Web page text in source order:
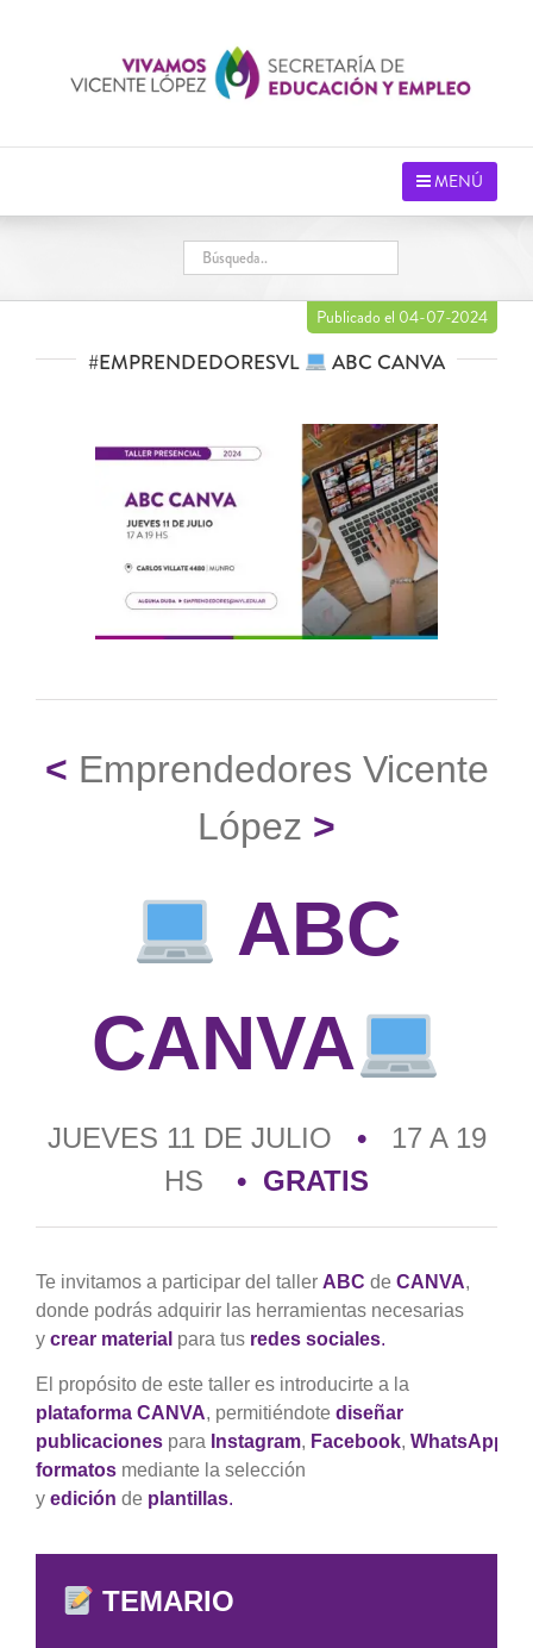
MENÚ
Publicado el 04-07-2024
#EMPRENDEDORESVL ​ ABC CANVA
< Emprendedores Vicente
López >
​ ABC
CANVA
JUEVES 11 DE JULIO •
17 A 19
HS
• GRATIS
Te invitamos a participar del taller ABC de CANVA,
donde podrás adquirir las herramientas necesarias
y crear material para tus redes sociales.
El propósito de este taller es introducirte a la
plataforma CANVA, permitiéndote d iseñar
publicacionespara Instagram, Facebook, WhatsApp
formatos mediante la selección
y edición de plantillas.
TEMARIO